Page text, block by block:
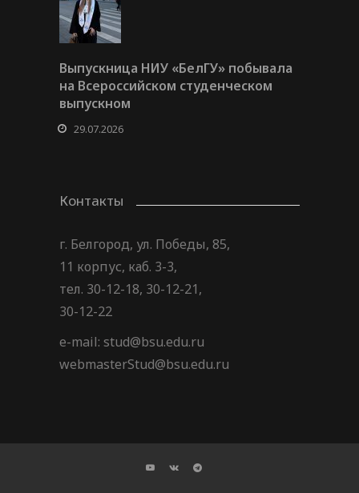
Выпускница НИУ «БелГУ» побывала
на Всероссийском студенческом
выпускном
29.07.2026
Контакты
г. Белгород, ул. Победы, 85,
11 корпус, каб. 3-3,
тел. 30-12-18, 30-12-21,
30-12-22
e-mail: stud@bsu.edu.ru
webmasterStud@bsu.edu.ru